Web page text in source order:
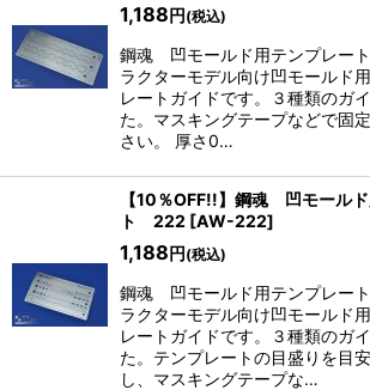
1,188 円 (税込)
鋼魂 凹モールド用テンプレー
ラクターモデル向け凹モールド
レートガイドです。３種類のガ
た。マスキングテープなどで固
さい。 厚さ0…
【10％OFF!!】鋼魂 凹モール
ト 222 [AW-222]
1,188 円 (税込)
鋼魂 凹モールド用テンプレー
ラクターモデル向け凹モールド
レートガイドです。３種類のガ
た。テンプレートの目盛りを目
し、マスキングテープな…